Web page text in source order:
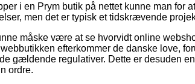
i en Prym butik på nettet kunne man for
men det er typisk et tidskrævende
måske være at se hvorvidt online
efterkommer de danske love,
gældende regulativer. Dette er desuden
ordre.